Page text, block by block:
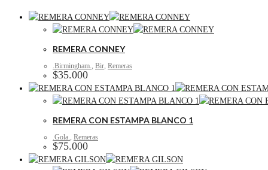
REMERA CONNEY
.Birmingham. Bir Remeras
$35.000
REMERA CON ESTAMPA BLANCO 1
.Gola., Remeras
$75.000